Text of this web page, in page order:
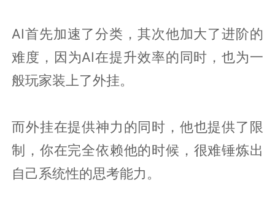
AI首先加速了分类，其次他加大了进阶的
难度，因为AI在提升效率的同时，也为一
般玩家装上了外挂。
而外挂在提供神力的同时，他也提供了限
制，你在完全依赖他的时候，很难锤炼出
自己系统性的思考能力。